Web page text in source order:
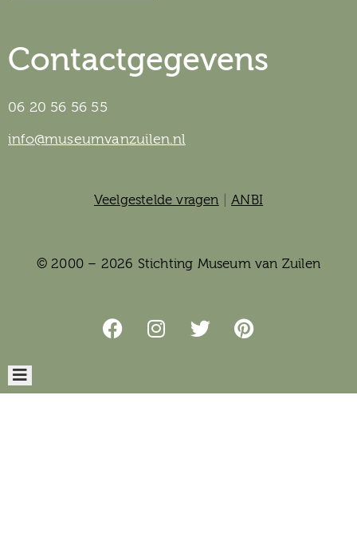
Contactgegevens
06 20 56 56 55
info@museumvanzuilen.nl
Veelgestelde vragen ANBI
© 2000 – 2026 Stichting Museum van Zuilen